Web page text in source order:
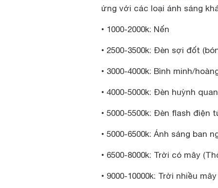
ứng với các loại ánh sáng
• 1000-2000k: Nến
• 2500-3500k: Đèn sợi đốt
• 3000-4000k: Bình minh/
• 4000-5000k: Đèn huỳnh
• 5000-5500k: Đèn flash điện
• 5000-6500k: Ánh sáng ban
• 6500-8000k: Trời có mây
• 9000-10000k: Trời nhiều